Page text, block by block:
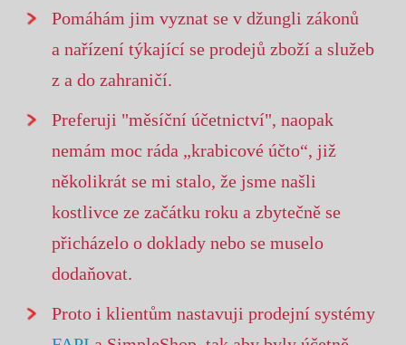
Pomáhám jim vyznat se v džungli zákonů
a nařízení týkající se prodejů zboží a služeb
z a do zahraničí.
Preferuji "měsíční účetnictví", naopak
nemám moc ráda „krabicové účto“, již
několikrát se mi stalo, že jsme našli
kostlivce ze začátku roku a zbytečně se
přicházelo o doklady nebo se muselo
dodaňovat.
Proto i klientům nastavuji prodejní systémy